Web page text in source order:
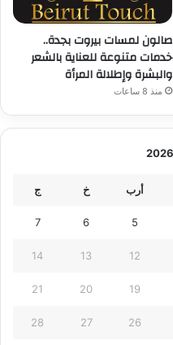
صالون لمسات بيروت بجدة..
خدمات متنوعة للعناية بالشعر
والبشرة وإطلالة المرأة
منذ 8 ساعات
أرب خ ج
5
6
7
12
13
14
19
20
21
26
27
28